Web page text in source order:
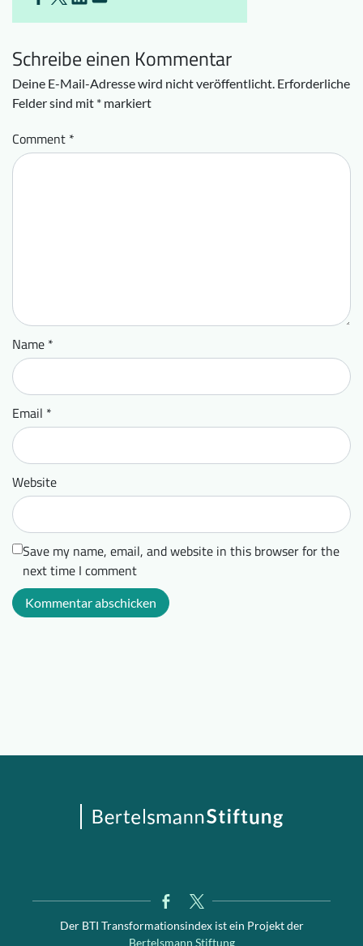
Schreibe einen Kommentar
Deine E-Mail-Adresse wird nicht veröffentlicht. Erforderliche
Felder sind mit * markiert
Comment *
Name *
Email *
Website
Save my name, email, and website in this browser for the
next time I comment
Der BTI Transformationsindex ist ein Projekt der
Bertelsmann Stiftung